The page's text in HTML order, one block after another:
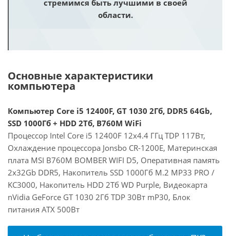
стремимся быть лучшими в своей
области.
Основные характеристики
компьютера
Компьютер Core i5 12400F, GT 1030 2Гб, DDR5 64Gb,
SSD 1000Гб + HDD 2Тб, B760M WiFi
Процессор Intel Core i5 12400F 12x4.4 ГГц TDP 117Вт,
Охлаждение процессора Jonsbo CR-1200E, Материнская
плата MSI B760M BOMBER WIFI D5, Оперативная память
2x32Gb DDR5, Накопитель SSD 1000Гб M.2 MP33 PRO /
KC3000, Накопитель HDD 2Тб WD Purple, Видеокарта
nVidia GeForce GT 1030 2Гб TDP 30Вт mP30, Блок
питания ATX 500Вт